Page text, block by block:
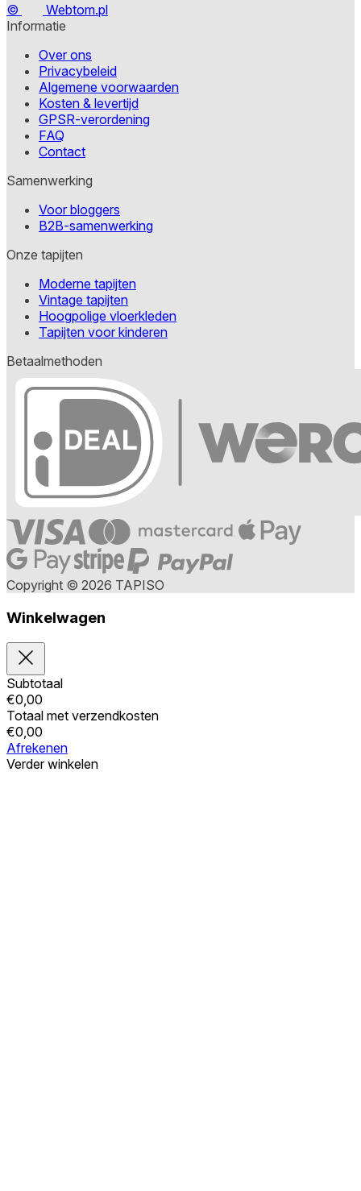
©
Webtom.pl
Informatie
Over ons
Privacybeleid
Algemene voorwaarden
Kosten & levertijd
GPSR-verordening
FAQ
Contact
Samenwerking
Voor bloggers
B2B-samenwerking
Onze tapijten
Moderne tapijten
Vintage tapijten
Hoogpolige vloerkleden
Tapijten voor kinderen
Betaalmethoden
Copyright © 2026 TAPISO
Winkelwagen
Subtotaal
€0,00
Totaal met verzendkosten
€0,00
Afrekenen
Verder winkelen